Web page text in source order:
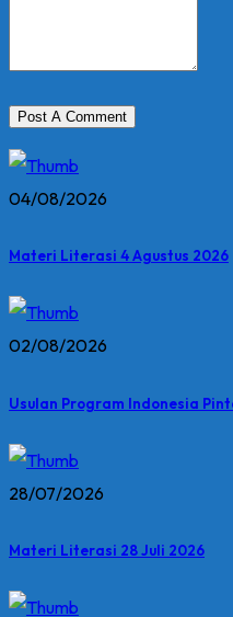
04/08/2026
Materi Literasi 4 Agustus 2026
02/08/2026
Usulan Program Indonesia
28/07/2026
Materi Literasi 28 Juli 2026